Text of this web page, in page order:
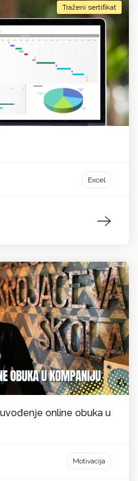
Traženi sertifikat
Excel
online obuka u
Motivacija